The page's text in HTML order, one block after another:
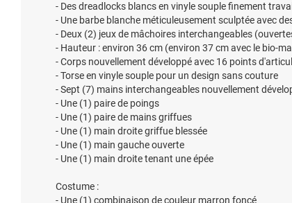
- Des dreadlocks blancs en vinyle souple finement
- Une barbe blanche méticuleusement sculptée avec
- Deux (2) jeux de mâchoires interchangeables
- Hauteur : environ 36 cm (environ 37 cm avec le bio-
- Corps nouvellement développé avec 16 points
- Torse en vinyle souple pour un design sans couture
- Sept (7) mains interchangeables nouvellement
- Une (1) paire de poings
- Une (1) paire de mains griffues
- Une (1) main droite griffue blessée
- Une (1) main gauche ouverte
- Une (1) main droite tenant une épée
Costume :
- Une (1) combinaison de couleur marron foncé